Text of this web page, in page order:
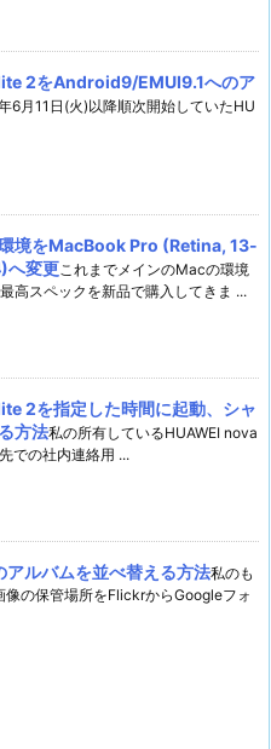
2をAndroid9/EMUI9.1へのア
6月11日(火)以降順次開始していたHU
境をMacBook Pro (Retina, 13-
へ変更これまでメインのMacの環境
高スペックを新品で購入してきま ...
2を指定した時間に起動、シャ
方法私の所有しているHUAWEI nova
での社内連絡用 ...
ルバムを並べ替える方法私のも
像の保管場所をFlickrからGoogleフォ